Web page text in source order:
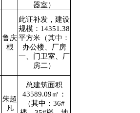
器室）
鲁庆
根
此证补发，建设
规模：14351.38
平方米（其中：
办公楼、厂房
一、门卫室、厂
房二）
朱超
凡
总建筑面积
43589.09㎡：
（其中：36#